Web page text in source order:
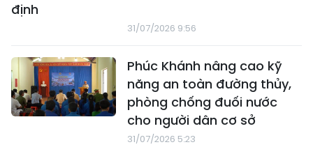
định
31/07/2026 9:56
Phúc Khánh nâng cao kỹ
năng an toàn đường thủy,
phòng chống đuối nước
cho người dân cơ sở
31/07/2026 5:23